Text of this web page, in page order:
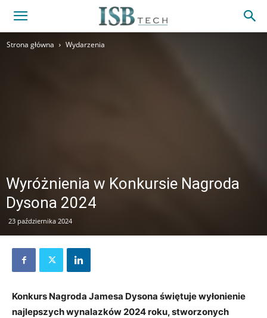
Strona główna Wydarzenia
Wyróżnienia w Konkursie Nagroda
Dysona 2024
23 października 2024
Konkurs Nagroda Jamesa Dysona świętuje wyłonienie
najlepszych wynalazków 2024 roku, stworzonych